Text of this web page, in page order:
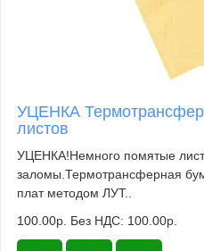
УЦЕНКА
листов
УЦЕНКА!Немного помятые
заломы.Термотрансферная
плат методом ЛУТ..
100.00р. Без НДС: 100.00р.